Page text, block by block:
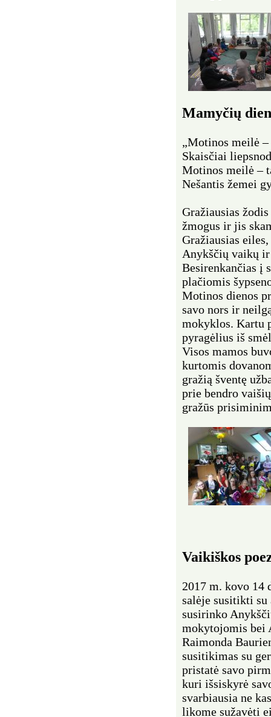
Mamyčių
„Motinos meilė
Skaisčiai
Motinos meilė –
Nešantis žemei
Gražiausias
žmogus ir jis
Gražiausias
Anykščių vaikų
Besirenkančias į
plačiomis
Motinos dienos
savo nors ir
mokyklos. Kartu
pyragėlius iš
Visos mamos
kurtomis
gražią šventę
prie bendro
gražūs
Vaikiškos
2017 m. kovo 14
salėje susitikti
susirinko
mokytojomis bei
Raimonda
susitikimas su
pristatė savo
kuri išsiskyrė
svarbiausia ne
likome sužavėti